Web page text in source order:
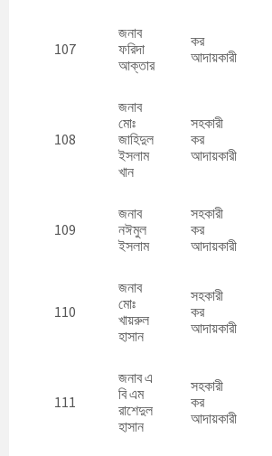
107
জনাব
ফরিদা
আক্তার
কর
আদায়কারী
108
জনাব
মোঃ
জাহিদুল
ইসলাম
খান
সহকারী
কর
আদায়কারী
109
জনাব
নঈমুল
ইসলাম
সহকারী
কর
আদায়কারী
110
জনাব
মোঃ
খায়রুল
হাসান
সহকারী
কর
আদায়কারী
111
জনাব এ
বি এম
রাশেদুল
হাসান
সহকারী
কর
আদায়কারী